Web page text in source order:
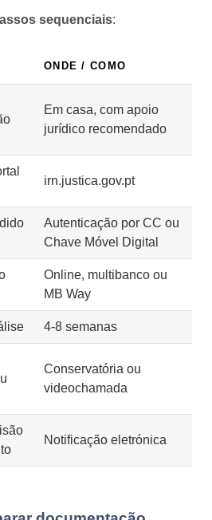
sequenciais:
ONDE / COMO
Em casa, com apoio
jurídico recomendado
irn.justica.gov.pt
Autenticação por CC ou
Chave Móvel Digital
Online, multibanco ou
MB Way
4-8 semanas
Conservatória ou
videochamada
Notificação eletrónica